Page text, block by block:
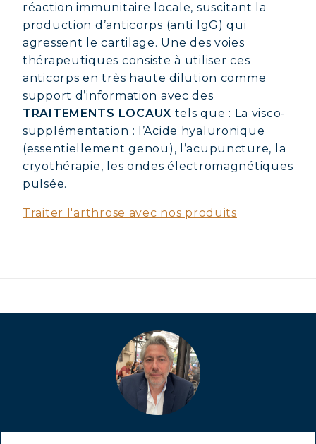
réaction immunitaire locale, suscitant la
production d’anticorps (anti IgG) qui
agressent le cartilage. Une des voies
thérapeutiques consiste à utiliser ces
anticorps en très haute dilution comme
support d’information avec des
TRAITEMENTS LOCAUX tels que : La visco-
supplémentation : l’Acide hyaluronique
(essentiellement genou), l’acupuncture, la
cryothérapie, les ondes électromagnétiques
pulsée.
Traiter l'arthrose avec nos produits